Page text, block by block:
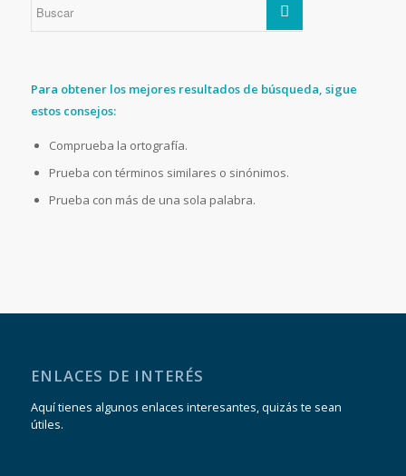
Para obtener los mejores resultados de búsqueda, sigue
estos consejos:
Comprueba la ortografía.
Prueba con términos similares o sinónimos.
Prueba con más de una sola palabra.
ENLACES DE INTERÉS
Aquí tienes algunos enlaces interesantes, quizás te sean
útiles.